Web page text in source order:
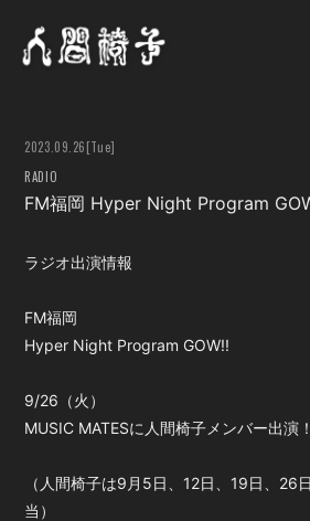
SCHEDULE
VIDEO
GOODS
人間椅子画報
PHOTO
お問い合わせ
2023.09.26[Tue]
RADIO
FM福岡 Hyper Night Program
ラジオ出演情報
FM福岡
Hyper Night Program GOW!!
9/26（火）
MUSIC MATESに人間椅子メンバー出演！
（人間椅子は9月5日、12日、19日、26
当）